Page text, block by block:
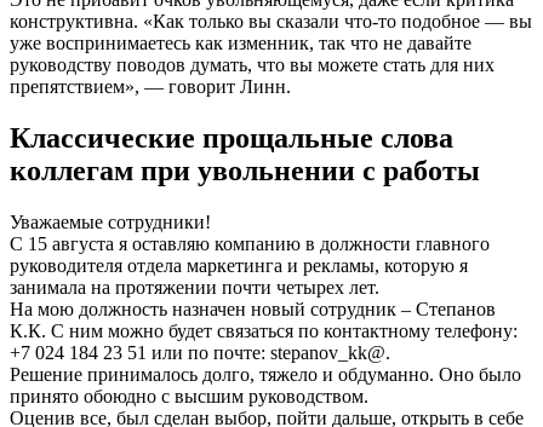
конструктивна. «Как только вы сказали что-то подобное — вы
уже воспринимаетесь как изменник, так что не давайте
руководству поводов думать, что вы можете стать для них
препятствием», — говорит Линн.
Классические прощальные слова
коллегам при увольнении с работы
Уважаемые сотрудники!
С 15 августа я оставляю компанию в должности главного
руководителя отдела маркетинга и рекламы, которую я
занимала на протяжении почти четырех лет.
На мою должность назначен новый сотрудник – Степанов
К.К. С ним можно будет связаться по контактному телефону:
+7 024 184 23 51 или по почте: stepanov_kk@.
Решение принималось долго, тяжело и обдуманно. Оно было
принято обоюдно с высшим руководством.
Оценив все, был сделан выбор, пойти дальше, открыть в себе